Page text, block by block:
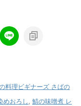
料理ビギナーズ さばの
めおろし 鯖の味噌煮 レ